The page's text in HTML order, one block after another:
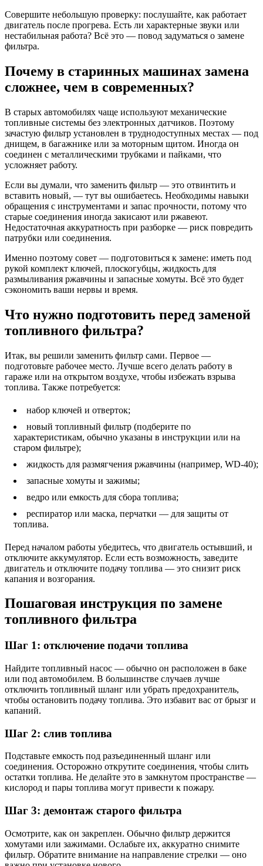
Совершите небольшую проверку: послушайте, как работает
двигатель после прогрева. Есть ли характерные звуки или
нестабильная работа? Всё это — повод задуматься о замене
фильтра.
Почему в старинных машинах замена
сложнее, чем в современных?
В старых автомобилях чаще используют механические
топливные системы без электронных датчиков. Поэтому
зачастую фильтр установлен в труднодоступных местах — под
днищем, в багажнике или за моторным щитом. Иногда он
соединен с металлическими трубками и пайками, что
усложняет работу.
Если вы думали, что заменить фильтр — это отвинтить и
вставить новый, — тут вы ошибаетесь. Необходимы навыки
обращения с инструментами и запас прочности, потому что
старые соединения иногда закисают или ржавеют.
Недостаточная аккуратность при разборке — риск повредить
патрубки или соединения.
Именно поэтому совет — подготовиться к замене: иметь под
рукой комплект ключей, плоскогубцы, жидкость для
размыливания ржавчины и запасные хомуты. Всё это будет
сэкономить ваши нервы и время.
Что нужно подготовить перед заменой
топливного фильтра?
Итак, вы решили заменить фильтр сами. Первое —
подготовьте рабочее место. Лучше всего делать работу в
гараже или на открытом воздухе, чтобы избежать взрыва
топлива. Также потребуется:
набор ключей и отверток;
новый топливный фильтр (подберите по
характеристикам, обычно указаны в инструкции или на
старом фильтре);
жидкость для размягчения ржавчины (например, WD‑40);
запасные хомуты и зажимы;
ведро или емкость для сбора топлива;
респиратор или маска, перчатки — для защиты от
топлива.
Перед началом работы убедитесь, что двигатель остывший, и
отключите аккумулятор. Если есть возможность, заведите
двигатель и отключите подачу топлива — это снизит риск
капания и возгорания.
Пошаговая инструкция по замене
топливного фильтра
Шаг 1: отключение подачи топлива
Найдите топливный насос — обычно он расположен в баке
или под автомобилем. В большинстве случаев лучше
отключить топливный шланг или убрать предохранитель,
чтобы остановить подачу топлива. Это избавит вас от брызг и
капаний.
Шаг 2: слив топлива
Подставьте емкость под разъединенный шланг или
соединения. Осторожно открутите соединения, чтобы слить
остатки топлива. Не делайте это в замкнутом пространстве —
кислород и пары топлива могут привести к пожару.
Шаг 3: демонтаж старого фильтра
Осмотрите, как он закреплен. Обычно фильтр держится
хомутами или зажимами. Ослабьте их, аккуратно снимите
фильтр. Обратите внимание на направление стрелки — оно